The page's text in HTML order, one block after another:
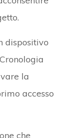
dispositivo
la
accesso
che